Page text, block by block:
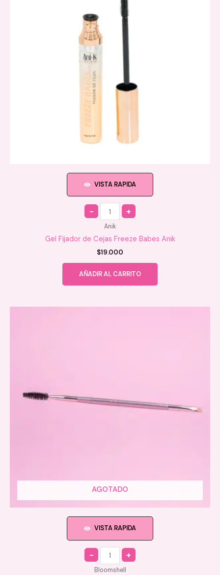
VISTA RAPIDA
Quantity
Anik
Gel Fijador de Cejas Freeze Babes Anik
$19.000
AÑADIR AL CARRITO
AGOTADO
VISTA RAPIDA
Quantity
Bloomshell